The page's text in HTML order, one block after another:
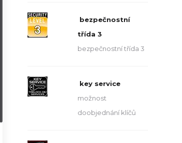
bezpečnostní
třída 3
bezpečnostní třída 3
key service
možnost
doobjednání klíčů